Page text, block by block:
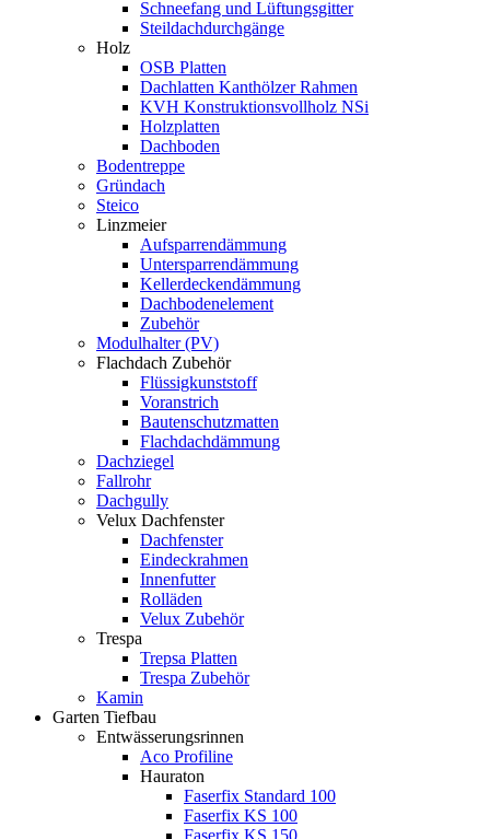
Schneefang und Lüftungsgitter
Steildachdurchgänge
Holz
OSB Platten
Dachlatten Kanthölzer Rahmen
KVH Konstruktionsvollholz NSi
Holzplatten
Dachboden
Bodentreppe
Gründach
Steico
Linzmeier
Aufsparrendämmung
Untersparrendämmung
Kellerdeckendämmung
Dachbodenelement
Zubehör
Modulhalter (PV)
Flachdach Zubehör
Flüssigkunststoff
Voranstrich
Bautenschutzmatten
Flachdachdämmung
Dachziegel
Fallrohr
Dachgully
Velux Dachfenster
Dachfenster
Eindeckrahmen
Innenfutter
Rolläden
Velux Zubehör
Trespa
Trepsa Platten
Trespa Zubehör
Kamin
Garten Tiefbau
Entwässerungsrinnen
Aco Profiline
Hauraton
Faserfix Standard 100
Faserfix KS 100
Faserfix KS 150